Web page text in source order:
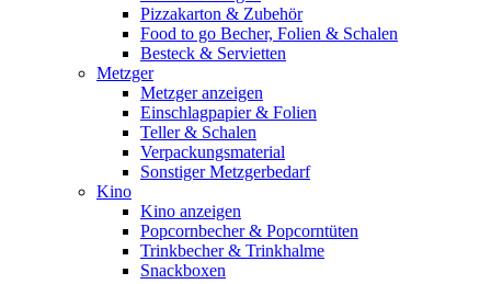
Pizzakarton & Zubehör
Food to go Becher, Folien & Schalen
Besteck & Servietten
Metzger
Metzger anzeigen
Einschlagpapier & Folien
Teller & Schalen
Verpackungsmaterial
Sonstiger Metzgerbedarf
Kino
Kino anzeigen
Popcornbecher & Popcorntüten
Trinkbecher & Trinkhalme
Snackboxen